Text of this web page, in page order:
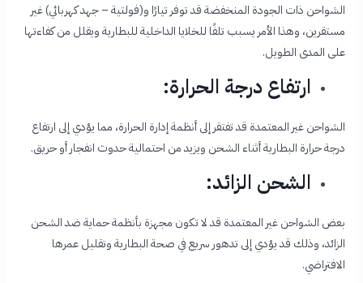
الشواحن ذات الجودة المنخفضة قد توفر تيارًا و(فولتية – جهد كهربائي) غير
مستقرين، وهذا الأمر يسبب تلفًا للخلايا الداخلية للبطارية ويقلل من كفاءتها
على المدى الطويل.
ارتفاع درجة الحرارة:
الشواحن غير المعتمدة قد تفتقر إلى أنظمة إدارة الحرارة، مما يؤدي إلى ارتفاع
درجة حرارة البطارية أثناء الشحن ويزيد من احتمالية حدوث انفجار أو حريق.
الشحن الزائد:
بعض الشواحن غير المعتمدة قد لا تكون مجهزة بأنظمة حماية ضد الشحن
الزائد، وذلك قد يؤدي إلى تدهور سريع في صحة البطارية وتقليل عمرها
الافتراضي.